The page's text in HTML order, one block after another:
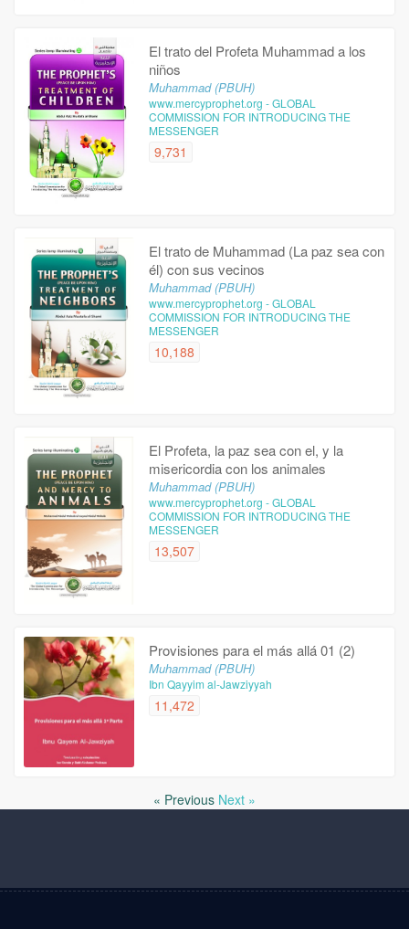
El trato del Profeta Muhammad a los
niños
Muhammad (PBUH)
www.mercyprophet.org - GLOBAL
COMMISSION FOR INTRODUCING THE
MESSENGER
9,731
El trato de Muhammad (La paz sea con
él) con sus vecinos
Muhammad (PBUH)
www.mercyprophet.org - GLOBAL
COMMISSION FOR INTRODUCING THE
MESSENGER
10,188
El Profeta, la paz sea con el, y la
misericordia con los animales
Muhammad (PBUH)
www.mercyprophet.org - GLOBAL
COMMISSION FOR INTRODUCING THE
MESSENGER
13,507
Provisiones para el más allá 01 (2)
Muhammad (PBUH)
Ibn Qayyim al-Jawziyyah
11,472
« Previous Next »